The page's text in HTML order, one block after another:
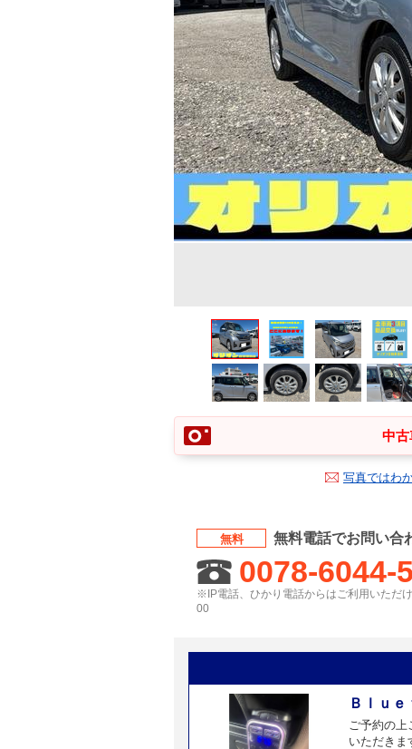
中古
写真ではわ
無料 無料電話でお問い合
0078-6044-
※IP電話、ひかり電話からはご利用いただ
00
Ｂｌｕ
ご予約の上
いただきま